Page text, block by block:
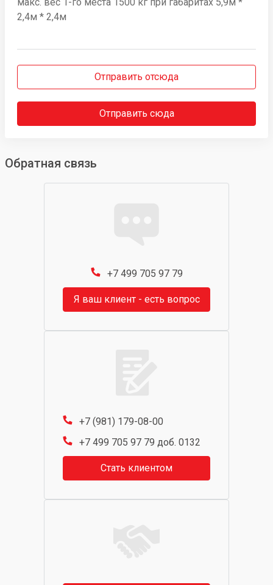
2,4м * 2,4м
Отправить отсюда
Отправить сюда
Обратная связь
+7 499 705 97 79
Я ваш клиент - есть вопрос
+7 (981) 179-08-00
+7 499 705 97 79 доб. 0132
Стать клиентом